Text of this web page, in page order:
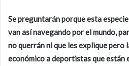
Se preguntarán porque esta
van así navegando por el mundo,
no querrán ni que les explique pero
económico a deportistas que están